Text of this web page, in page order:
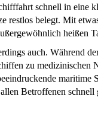
schnell in eine
restlos belegt. Mit
heißen
auch. Während
zu medizinischen
maritime
Betroffenen